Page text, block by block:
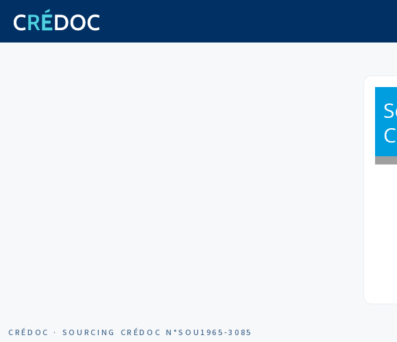
CRÉDOC · SOURCING CRÉDOC N°SOU1965-3085